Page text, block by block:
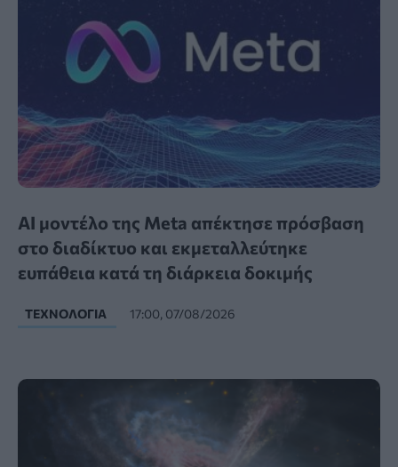
AI μοντέλο της Meta απέκτησε πρόσβαση
στο διαδίκτυο και εκμεταλλεύτηκε
ευπάθεια κατά τη διάρκεια δοκιμής
ΤΕΧΝΟΛΟΓΊΑ 17:00, 07/08/2026